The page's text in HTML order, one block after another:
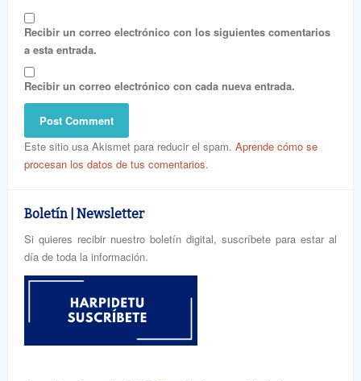
Recibir un correo electrónico con los siguientes comentarios
a esta entrada.
Recibir un correo electrónico con cada nueva entrada.
Este sitio usa Akismet para reducir el spam. Aprende cómo se
procesan los datos de tus comentarios.
Boletín | Newsletter
Si quieres recibir nuestro boletín digital, suscríbete para estar al
día de toda la información.